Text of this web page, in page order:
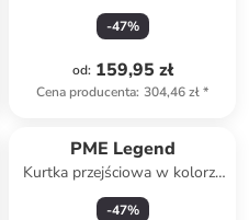
-47%
od: 159,95 zł
Cena producenta: 304,46 zł*
PME Legend
Kurtka przejściowa w kolorze
granatowym
-47%